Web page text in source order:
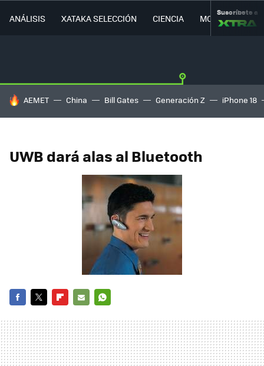
ANÁLISIS XATAKA SELECCIÓN CIENCIA MOVILIDAD
Suscríbete a
HOY SE HABLA DE
AEMET China Bill Gates Generación Z iPhone 18
UWB dará alas al Bluetooth
MAIL